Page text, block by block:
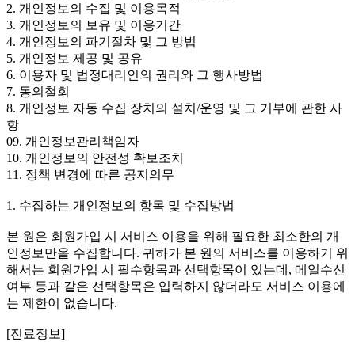
2. 개인정보의 수집 및 이용목적
3. 개인정보의 보유 및 이용기간
4. 개인정보의 파기절차 및 그 방법
5. 개인정보 제공 및 공유
6. 이용자 및 법정대리인의 권리와 그 행사방법
7. 동의철회
8. 개인정보 자동 수집 장치의 설치/운영 및 그 거부에 관한 사
항
09. 개인정보관리책임자
10. 개인정보의 안전성 확보조치
11. 정책 변경에 따른 공지의무
1. 수집하는 개인정보의 항목 및 수집방법
본 원은 회원가입 시 서비스 이용을 위해 필요한 최소한의 개
인정보만을 수집합니다. 귀하가 본 원의 서비스를 이용하기 위
해서는 회원가입 시 필수항목과 선택항목이 있는데, 메일수신
여부 등과 같은 선택항목은 입력하지 않더라도 서비스 이용에
는 제한이 없습니다.
[진료정보]